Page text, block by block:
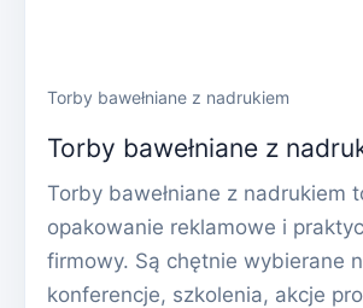
Torby bawełniane z nadrukiem
Torby bawełniane z
Torby bawełniane z nadrukiem
opakowanie reklamowe i
firmowy. Są chętnie wybierane
konferencje, szkolenia, akcje